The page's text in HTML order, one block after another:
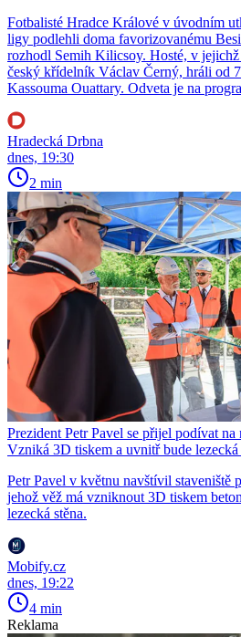
Fotbalisté Hradce Králové v úvodním
ligy podlehli doma favorizovanému
rozhodl Semih Kilicsoy. Hosté, v jejichž
český křídelník Václav Černý, hráli od
Kassouma Ouattary. Odveta je na
Hradecká Drbna
dnes, 19:30
2 min
Prezident Petr Pavel se přijel podívat
Vzniká 3D tiskem a uvnitř bude lezecká
Petr Pavel v květnu navštívil staveniště
jehož věž má vzniknout 3D tiskem
lezecká stěna.
Mobify.cz
dnes, 19:22
4 min
Reklama